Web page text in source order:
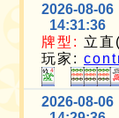
2026-08-06
14:31:36
牌型: 立
玩家:
2026-08-06